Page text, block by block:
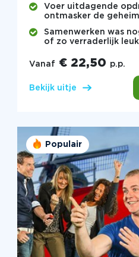
Voer uitdagende
ontmasker de
Samenwerken was
of zo verraderlijk
Vanaf € 22,50 p.p.
Bekijk uitje
Populair